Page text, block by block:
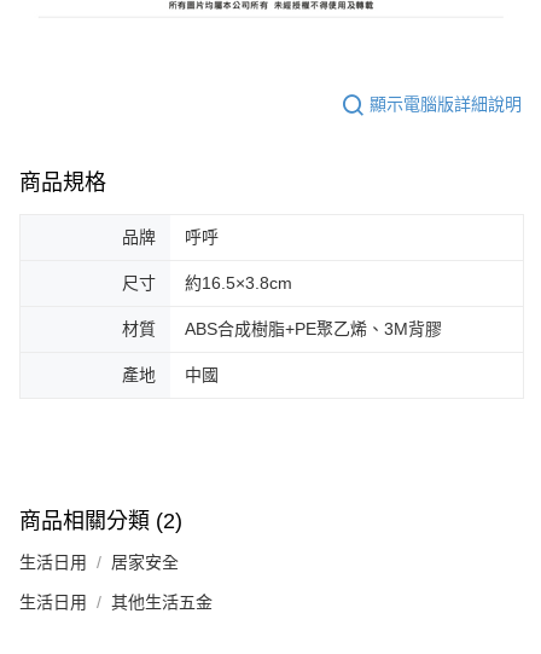
顯示電腦版詳細說明
商品規格
品牌 呼呼
尺寸 約16.5×3.8cm
材質 ABS合成樹脂+PE聚乙烯、3M背膠
產地 中國
商品相關分類 (2)
生活日用 居家安全
生活日用 其他生活五金